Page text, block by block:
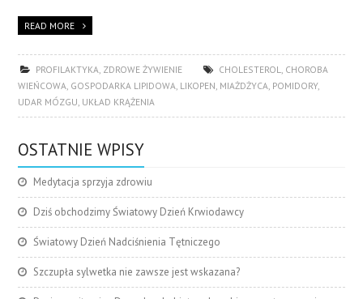
READ MORE
PROFILAKTYKA ZDROWE ŻYWIENIE CHOLESTEROL
CHOROBA
WIEŃCOWA GOSPODARKA LIPIDOWA LIKOPEN MIAŻDŻYCA POMIDORY,
UDAR MÓZGU UKŁAD KRĄŻENIA
OSTATNIE WPISY
Medytacja sprzyja zdrowiu
Dziś obchodzimy Światowy Dzień Krwiodawcy
Światowy Dzień Nadciśnienia Tętniczego
Szczupła sylwetka nie zawsze jest wskazana?